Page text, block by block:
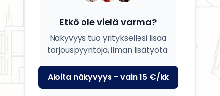
Etkö ole vielä varma?
Näkyvyys tuo yrityksellesi lisää
tarjouspyyntöjä, ilman lisätyötä.
Aloita näkyvyys - vain 15 €/kk